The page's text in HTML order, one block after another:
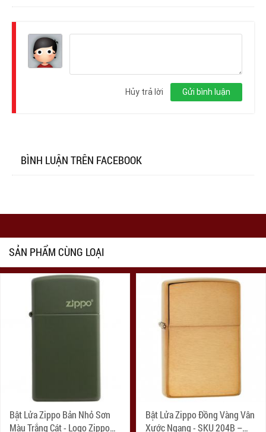
Gửi bình luận
Hủy trả lời
BÌNH LUẬN TRÊN FACEBOOK
SẢN PHẨM CÙNG LOẠI
Bật Lửa Zippo Bản Nhỏ Sơn
Màu Trắng Cát - Logo Zippo
Bật Lửa Zippo Đồng Vàng Vân
Xước Ngang - SKU 204B –